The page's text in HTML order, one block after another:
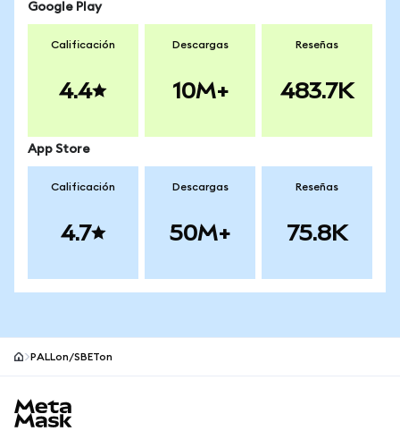
Google Play
Calificación
4.4
Descargas
10M+
Reseñas
483.7K
App Store
Calificación
4.7
Descargas
50M+
Reseñas
75.8K
PALLon/SBETon